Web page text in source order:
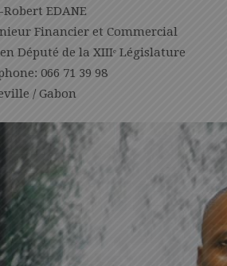
Robert EDANE
Financier et Commercial
Député de la XIIIᵉ Législature
066 71 39 98
/ Gabon